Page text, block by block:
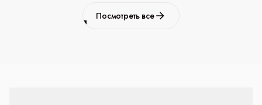
Посмотреть все